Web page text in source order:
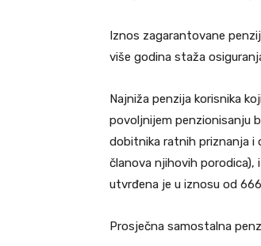
Iznos zagarantovane
više godina staža
Najniža penzija korisnika
povoljnijem penzionisanju
dobitnika ratnih priznanja i
članova njihovih porodica),
utvrđena je u iznosu od
Prosječna samostalna